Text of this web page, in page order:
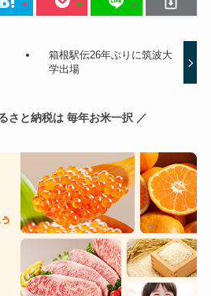
箱根駅伝26年ぶりに筑波大
学出場
さと納税は 毎年お米一択 ／